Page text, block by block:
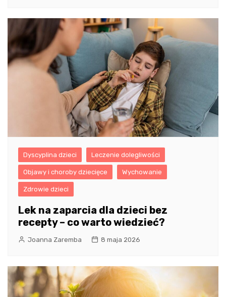
Dyscyplina dzieci Leczenie dolegliwości
Objawy i choroby dziecięce Wychowanie
Zdrowie dzieci
Lek na zaparcia dla dzieci bez
recepty – co warto wiedzieć?
Joanna Zaremba 8 maja 2026